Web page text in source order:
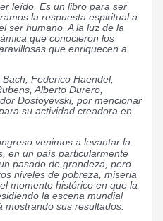
leído. Es un libro para ser
la respuesta espiritual a
ser humano. A la luz de la
que conocieron los
que enriquecen a
Federico Haendel,
Alberto Durero,
Dostoyevski, por mencionar
su actividad creadora en
venimos a levantar la
en un país particularmente
pasado de grandeza, pero
niveles de pobreza, miseria
momento histórico en que la
la escena mundial
mostrando sus resultados.